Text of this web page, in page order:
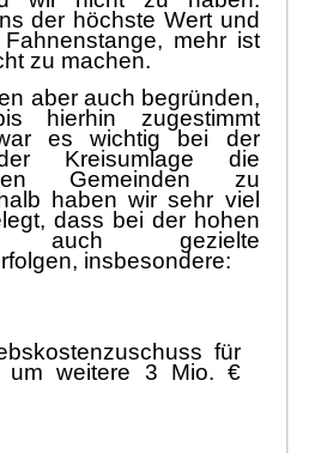
der höchste Wert und
enstange, mehr ist
zu machen.
aber auch begründen,
hierhin zugestimmt
es wichtig bei der
Kreisumlage die
Gemeinden zu
haben wir sehr viel
dass bei der hohen
auch gezielte
insbesondere:
für
um weitere 3 Mio. €